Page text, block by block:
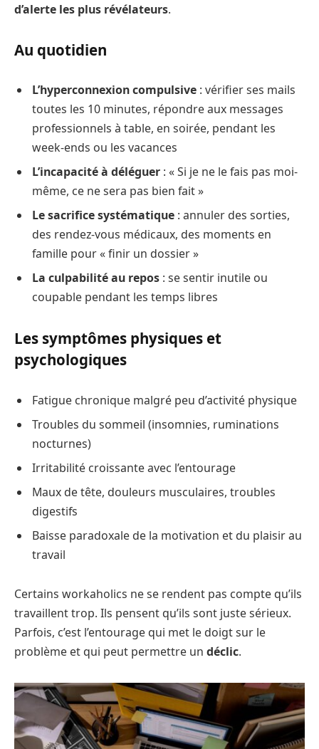
d’alerte les plus révélateurs.
Au quotidien
L’hyperconnexion compulsive : vérifier ses mails
toutes les 10 minutes, répondre aux messages
professionnels à table, en soirée, pendant les
week-ends ou les vacances
L’incapacité à déléguer : « Si je ne le fais pas moi-
même, ce ne sera pas bien fait »
Le sacrifice systématique : annuler des sorties,
des rendez-vous médicaux, des moments en
famille pour « finir un dossier »
La culpabilité au repos : se sentir inutile ou
coupable pendant les temps libres
Les symptômes physiques et
psychologiques
Fatigue chronique malgré peu d’activité physique
Troubles du sommeil (insomnies, ruminations
nocturnes)
Irritabilité croissante avec l’entourage
Maux de tête, douleurs musculaires, troubles
digestifs
Baisse paradoxale de la motivation et du plaisir au
travail
Certains workaholics ne se rendent pas compte qu’ils
travaillent trop. Ils pensent qu’ils sont juste sérieux.
Parfois, c’est l’entourage qui met le doigt sur le
problème et qui peut permettre un déclic.